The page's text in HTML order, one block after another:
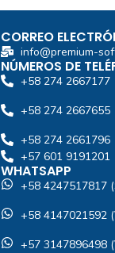
CORREO
info@premium-
NÚMEROS DE
+58 274 2667177
+58 274 2667655
+58 274 2661796
+57 601 9191201‬
WHATSAPP
+58 4247517817
+58 4147021592
+57 3147896498